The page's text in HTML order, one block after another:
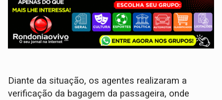
Diante da situação, os agentes realizaram a
verificação da bagagem da passageira, onde